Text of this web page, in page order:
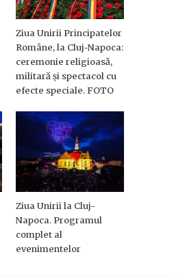
Ziua Unirii Principatelor
Române, la Cluj-Napoca:
ceremonie religioasă,
militară și spectacol cu
efecte speciale. FOTO
Ziua Unirii la Cluj-
Napoca. Programul
complet al
evenimentelor